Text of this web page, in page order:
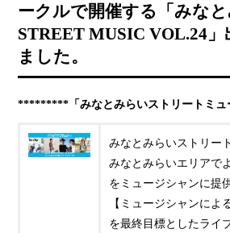
ークルで開催する「みな
STREET MUSIC VOL.24」
ました。
*********「みなとみらいストリートミ
みなとみらいストリー
みなとみらいエリアで
をミュージシャンに提
【ミュージシャンによ
を最終目標としたライ